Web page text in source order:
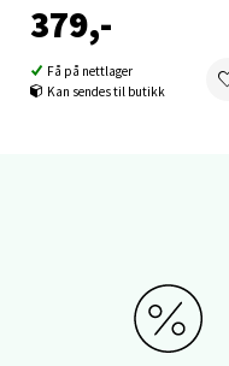
379,-
Få på nettlager
Kan sendes til butikk